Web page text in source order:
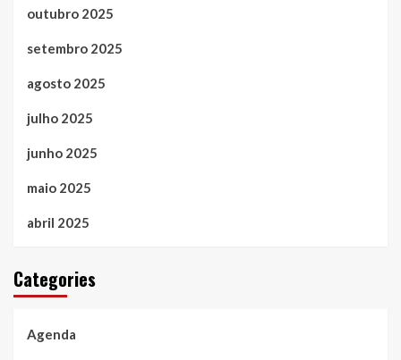
outubro 2025
setembro 2025
agosto 2025
julho 2025
junho 2025
maio 2025
abril 2025
Categories
Agenda